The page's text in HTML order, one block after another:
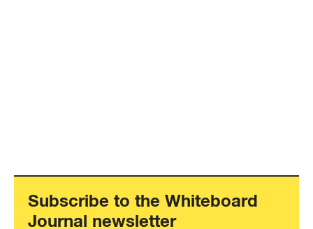
Subscribe to the Whiteboard
Journal newsletter